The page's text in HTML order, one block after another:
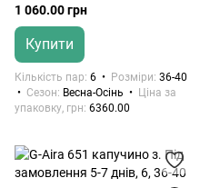
1 060.00 грн
Купити
Кількість пар 6 Розміри 36-40
Сезон
Весна-Осінь
Ціна за
упаковку, грн 6360.00